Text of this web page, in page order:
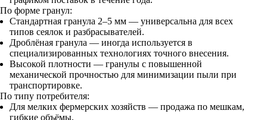
По форме гранул:
Стандартная гранула 2–5 мм — универсальна для всех
типов сеялок и разбрасывателей.
Дроблёная гранула — иногда используется в
специализированных технологиях точного внесения.
Высокой плотности — гранулы с повышенной
механической прочностью для минимизации пыли при
транспортировке.
По типу потребителя:
Для мелких фермерских хозяйств — продажа по мешкам,
гибкие объёмы.